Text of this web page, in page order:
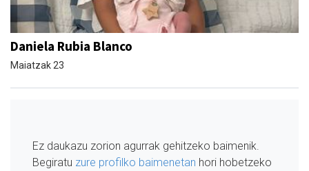
Daniela Rubia Blanco
Maiatzak 23
Ez daukazu zorion agurrak gehitzeko baimenik.
Begiratu zure profilko baimenetan hori hobetzeko